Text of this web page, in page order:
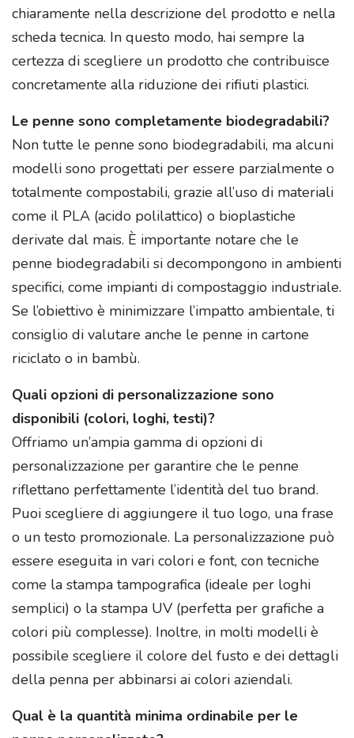
chiaramente nella descrizione del prodotto e nella
scheda tecnica. In questo modo, hai sempre la
certezza di scegliere un prodotto che contribuisce
concretamente alla riduzione dei rifiuti plastici.
Le penne sono completamente biodegradabili?
Non tutte le penne sono biodegradabili, ma alcuni
modelli sono progettati per essere parzialmente o
totalmente compostabili, grazie all’uso di materiali
come il PLA (acido polilattico) o bioplastiche
derivate dal mais. È importante notare che le
penne biodegradabili si decompongono in ambienti
specifici, come impianti di compostaggio industriale.
Se l’obiettivo è minimizzare l’impatto ambientale, ti
consiglio di valutare anche le penne in cartone
riciclato o in bambù.
Quali opzioni di personalizzazione sono
disponibili (colori, loghi, testi)?
Offriamo un’ampia gamma di opzioni di
personalizzazione per garantire che le penne
riflettano perfettamente l’identità del tuo brand.
Puoi scegliere di aggiungere il tuo logo, una frase
o un testo promozionale. La personalizzazione può
essere eseguita in vari colori e font, con tecniche
come la stampa tampografica (ideale per loghi
semplici) o la stampa UV (perfetta per grafiche a
colori più complesse). Inoltre, in molti modelli è
possibile scegliere il colore del fusto e dei dettagli
della penna per abbinarsi ai colori aziendali.
Qual è la quantità minima ordinabile per le